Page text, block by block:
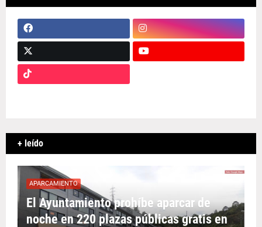
+ leído
APARCAMIENTO
El Ayuntamiento prohíbe aparcar de
noche en 220 plazas públicas gratis en